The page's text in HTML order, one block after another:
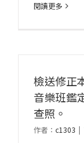
閱讀更多
檢送修正
音樂班鑑
查照。
作者： c1303 |